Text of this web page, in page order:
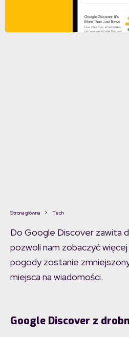
Strona główna Tech
Do Google Discover zawita
pozwoli nam zobaczyć
pogody zostanie
miejsca na wiadomości.
Google Discover z